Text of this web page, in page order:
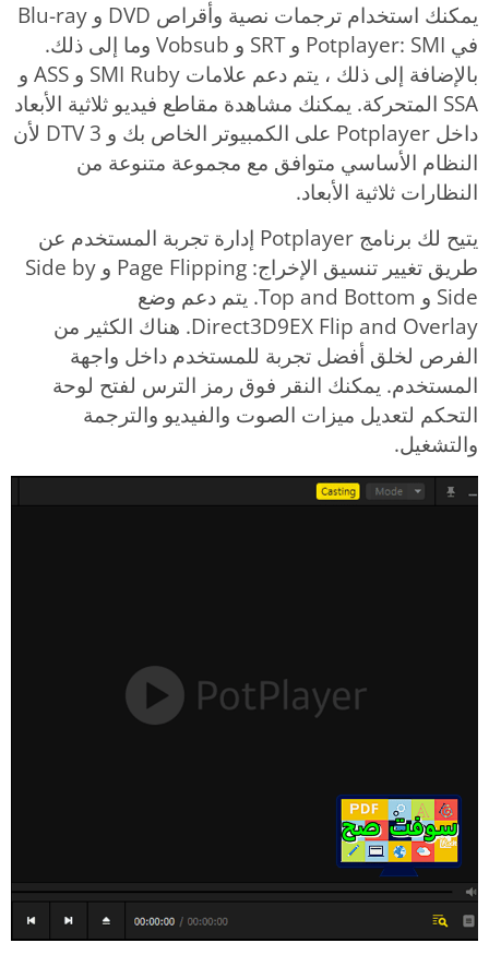
يمكنك استخدام ترجمات نصية وأقراص DVD و Blu-ray
في Potplayer: SMI و SRT و Vobsub وما إلى ذلك.
بالإضافة إلى ذلك ، يتم دعم علامات SMI Ruby و ASS و
SSA المتحركة. يمكنك مشاهدة مقاطع فيديو ثلاثية الأبعاد
داخل Potplayer على الكمبيوتر الخاص بك و 3 DTV لأن
النظام الأساسي متوافق مع مجموعة متنوعة من
النظارات ثلاثية الأبعاد.
يتيح لك برنامج Potplayer إدارة تجربة المستخدم عن
طريق تغيير تنسيق الإخراج: Page Flipping و Side by
Side و Top and Bottom. يتم دعم وضع
Direct3D9EX Flip and Overlay. هناك الكثير من
الفرص لخلق أفضل تجربة للمستخدم داخل واجهة
المستخدم. يمكنك النقر فوق رمز الترس لفتح لوحة
التحكم لتعديل ميزات الصوت والفيديو والترجمة
والتشغيل.